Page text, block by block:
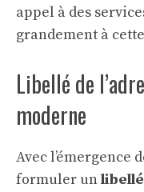
appel à des
grandement à
Libellé de
moderne
Avec l’émergence
formuler un